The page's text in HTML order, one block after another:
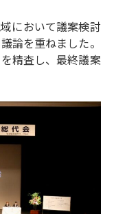
において議案検討
論を重ねました。
精査し、最終議案